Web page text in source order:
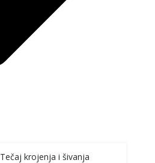
Tečaj krojenja i šivanja